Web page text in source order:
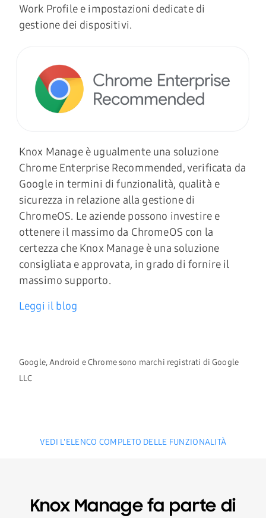
Work Profile e impostazioni dedicate di
gestione dei dispositivi.
Knox Manage è ugualmente una soluzione
Chrome Enterprise Recommended, verificata da
Google in termini di funzionalità, qualità e
sicurezza in relazione alla gestione di
ChromeOS. Le aziende possono investire e
ottenere il massimo da ChromeOS con la
certezza che Knox Manage è una soluzione
consigliata e approvata, in grado di fornire il
massimo supporto.
Leggi il blog
Google, Android e Chrome sono marchi registrati di Google
LLC
VEDI L'ELENCO COMPLETO DELLE FUNZIONALITÀ
Knox Manage fa parte di